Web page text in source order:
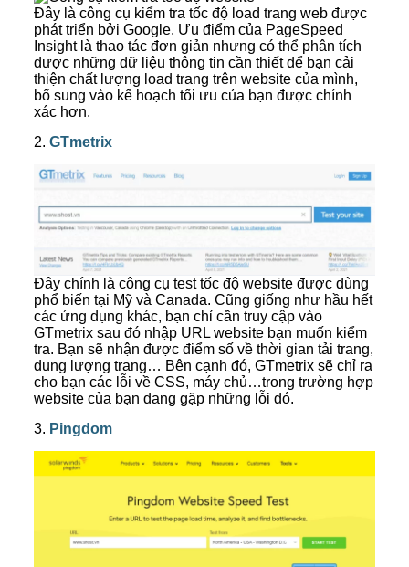
Đây là công cụ kiểm tra tốc độ load trang web được
phát triển bởi Google. Ưu điểm của PageSpeed
Insight là thao tác đơn giản nhưng có thể phân tích
được những dữ liệu thông tin cần thiết để bạn cải
thiện chất lượng load trang trên website của mình,
bổ sung vào kế hoạch tối ưu của bạn được chính
xác hơn.
2. GTmetrix
Đây chính là công cụ test tốc độ website được dùng
phổ biến tại Mỹ và Canada. Cũng giống như hầu hết
các ứng dụng khác, bạn chỉ cần truy cập vào
GTmetrix sau đó nhập URL website bạn muốn kiểm
tra. Bạn sẽ nhận được điểm số về thời gian tải trang,
dung lượng trang… Bên cạnh đó, GTmetrix sẽ chỉ ra
cho bạn các lỗi về CSS, máy chủ…trong trường hợp
website của bạn đang gặp những lỗi đó.
3. Pingdom